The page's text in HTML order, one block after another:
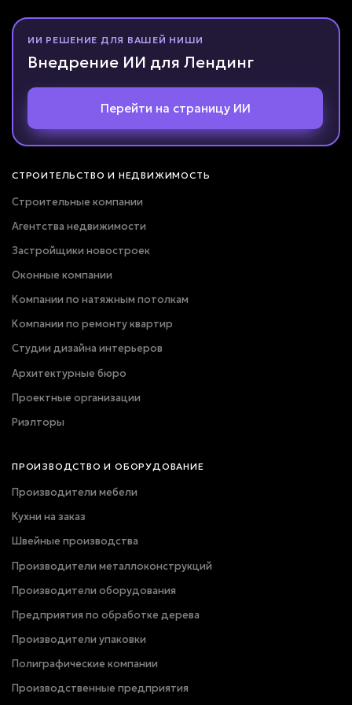
Вернуться к опросу
ИИ РЕШЕНИЕ ДЛЯ ВАШЕЙ НИШИ
Внедрение ИИ для Лендинг
Перейти на страницу ИИ
СТРОИТЕЛЬСТВО И НЕДВИЖИМОСТЬ
Строительные компании
Агентства недвижимости
Застройщики новостроек
Оконные компании
Компании по натяжным потолкам
Компании по ремонту квартир
Студии дизайна интерьеров
Архитектурные бюро
Проектные организации
Риэлторы
ПРОИЗВОДСТВО И ОБОРУДОВАНИЕ
Производители мебели
Кухни на заказ
Швейные производства
Производители металлоконструкций
Производители оборудования
Предприятия по обработке дерева
Производители упаковки
Полиграфические компании
Производственные предприятия